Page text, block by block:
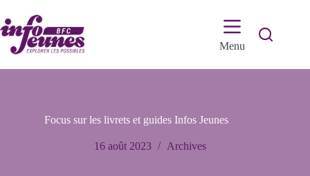
au
contenu
Menu
Focus sur les livrets et guides Infos Jeunes
16 août 2023 Archives